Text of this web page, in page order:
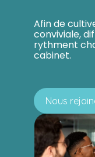
Afin de
conviviale,
rythment
cabinet.
Nous